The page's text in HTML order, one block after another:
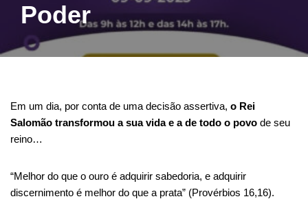
Poder
Em um dia, por conta de uma decisão assertiva, o Rei
Salomão transformou a sua vidae a de todo o povo de seu
reino…
“Melhor do que o ouro é adquirir sabedoria, e adquirir
discernimento é melhor do que a prata” (Provérbios 16,16).